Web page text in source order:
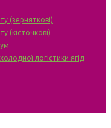
(зерняткові)
(кісточкові)
логістики ягід